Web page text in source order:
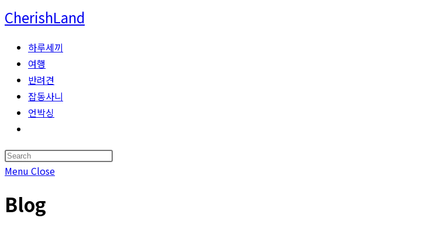
Skip
to
content
CherishLand
하루세끼
여행
반려견
잡동사니
언박싱
search
Press
Menu Close
Blog